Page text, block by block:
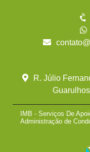
R. Júlio
IMB - Serviços De
Administração de